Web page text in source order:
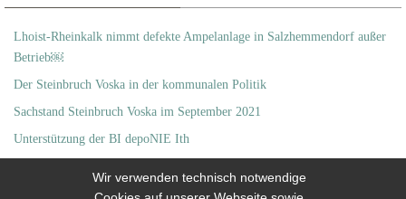
Lhoist-Rheinkalk nimmt defekte Ampelanlage in Salzhemmendorf außer
Betrieb￼
Der Steinbruch Voska in der kommunalen Politik
Sachstand Steinbruch Voska im September 2021
Unterstützung der BI depoNIE Ith
Wir verwenden technisch notwendige